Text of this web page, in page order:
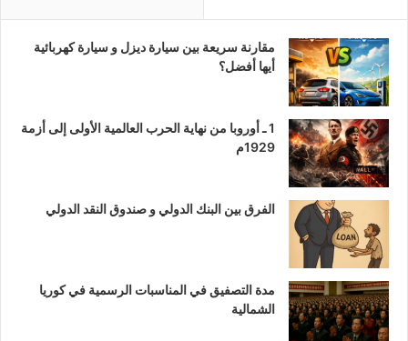
مقارنة سريعة بين سيارة ديزل و سيارة كهربائية
أيها أفضل؟
1 ـ أوروبا من نهاية الحرب العالمية الأولى إلى أزمة
1929م
الفرق بين البنك الدولي و صندوق النقد الدولي
مدة التصفيق في المناسبات الرسمية في كوريا
الشمالية